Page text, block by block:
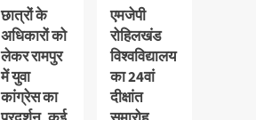
छात्रों के
अधिकारों को
लेकर रामपुर
में युवा
कांग्रेस का
एमजेपी
रोहिलखंड
विश्वविद्यालय
का 24वां
दीक्षांत